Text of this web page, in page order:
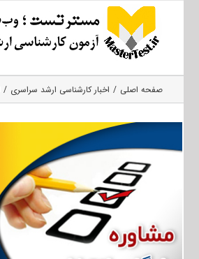
صفحه اصلی اخبار کارشناسی ارشد سراسری